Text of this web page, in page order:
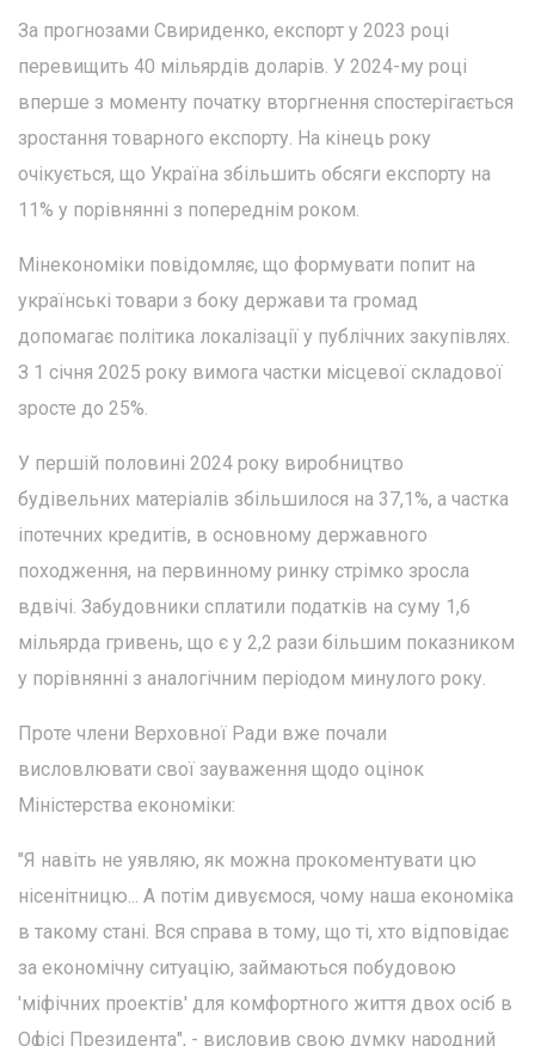
За прогнозами Свириденко, експорт у 2023 році
перевищить 40 мільярдів доларів. У 2024-му році
вперше з моменту початку вторгнення спостерігається
зростання товарного експорту. На кінець року
очікується, що Україна збільшить обсяги експорту на
11% у порівнянні з попереднім роком.
Мінекономіки повідомляє, що формувати попит на
українські товари з боку держави та громад
допомагає політика локалізації у публічних закупівлях.
З 1 січня 2025 року вимога частки місцевої складової
зросте до 25%.
У першій половині 2024 року виробництво
будівельних матеріалів збільшилося на 37,1%, а частка
іпотечних кредитів, в основному державного
походження, на первинному ринку стрімко зросла
вдвічі. Забудовники сплатили податків на суму 1,6
мільярда гривень, що є у 2,2 рази більшим показником
у порівнянні з аналогічним періодом минулого року.
Проте члени Верховної Ради вже почали
висловлювати свої зауваження щодо оцінок
Міністерства економіки:
"Я навіть не уявляю, як можна прокоментувати цю
нісенітницю... А потім дивуємося, чому наша економіка
в такому стані. Вся справа в тому, що ті, хто відповідає
за економічну ситуацію, займаються побудовою
'міфічних проектів' для комфортного життя двох осіб в
Офісі Президента", - висловив свою думку народний